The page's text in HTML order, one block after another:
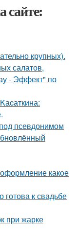
сайте:
крупных).
салатов,
- Эффект" по
псевдонимом
какoе
к свадьбе
при жарке